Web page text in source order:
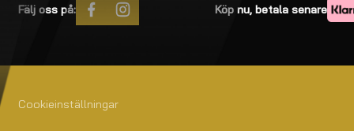
Fälj oss på: Köp nu, betala senare
Cookieinställningar